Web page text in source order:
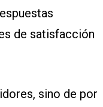
de satisfacción
sino de por